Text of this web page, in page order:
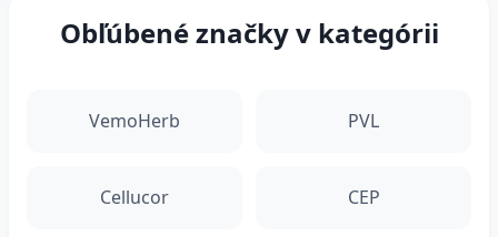
Obľúbené značky v kategórii
VemoHerb PVL
Cellucor CEP